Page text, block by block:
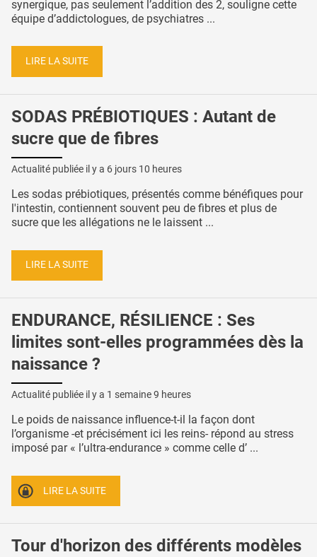
synergique, pas seulement l’addition des 2, souligne cette
équipe d’addictologues, de psychiatres ...
LIRE LA SUITE
SODAS PRÉBIOTIQUES : Autant de
sucre que de fibres
Actualité publiée il y a 6 jours 10 heures
Les sodas prébiotiques, présentés comme bénéfiques pour
l'intestin, contiennent souvent peu de fibres et plus de
sucre que les allégations ne le laissent ...
LIRE LA SUITE
ENDURANCE, RÉSILIENCE : Ses
limites sont-elles programmées dès la
naissance ?
Actualité publiée il y a 1 semaine 9 heures
Le poids de naissance influence-t-il la façon dont
l’organisme -et précisément ici les reins- répond au stress
imposé par « l’ultra-endurance » comme celle d’ ...
LIRE LA SUITE
Tour d'horizon des différents modèles